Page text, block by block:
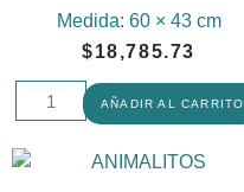
Medida: 60 × 43 cm
$18,785.73
AÑADIR AL CARRITO